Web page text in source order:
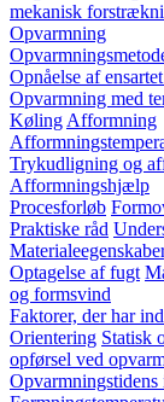
mekanisk
Opvarmning
Opnåelse af
Opvarmning med
Køling Afformning
Trykudligning og
Afformningshjælp
Procesforløb
Praktiske råd
Optagelse af fugt
og formsvind
Faktorer, der har
Orientering Statisk
opførsel ved